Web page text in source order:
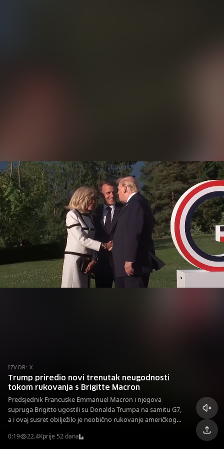
IZVOR: X
Trump priredio novi trenutak neugodnosti
tokom rukovanja s Brigitte Macron
Predsjednik Francuske Emmanuel Macron i njegova
supruga Brigitte ugostili su Donalda Trumpa na samitu G7,
a i ovaj susret obilježilo je neobično rukovanje američkog
0:19 22.4Kprije 52 dana